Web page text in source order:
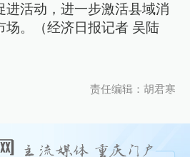
进活动，进一步激活县域消
场。（经济日报记者 吴陆
责任编辑：胡君寒